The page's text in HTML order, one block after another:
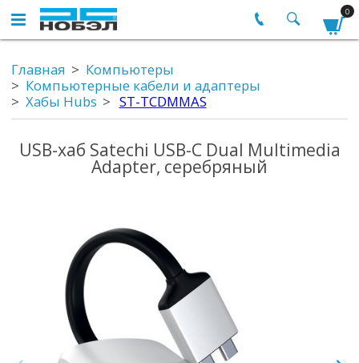
0
Главная
Компьютеры
Компьютерные кабели и адаптеры
Хабы Hubs
ST-TCDMMAS
USB-хаб Satechi USB-C Dual Multimedia
Adapter, серебряный